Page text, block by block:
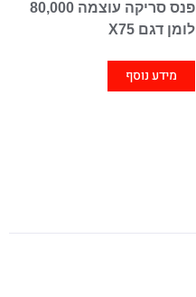
פנס סריקה עוצמה 80,000
לומן דגם X75
מידע נוסף